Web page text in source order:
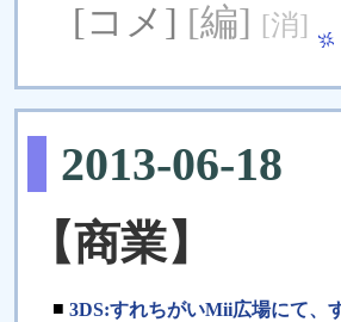
[コメ] [編] [消]
2013-06-18
【商業】
■ 3DS:すれちがいMii広場にて、